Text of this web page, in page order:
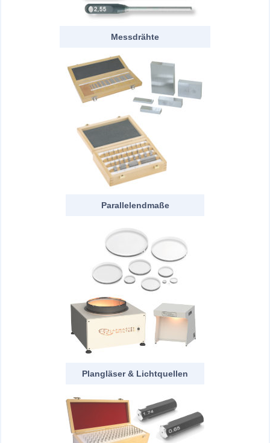
Messdrähte
Parallelendmaße
Plangläser & Lichtquellen